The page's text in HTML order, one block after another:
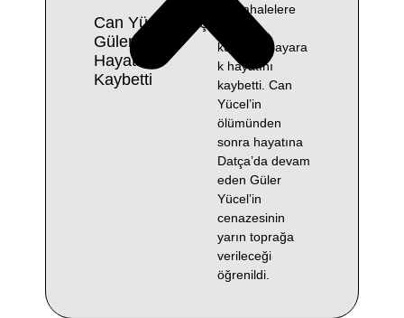
Can Yücel’in Eşi
Güler Yücel
Hayatını
Kaybetti
müdahalelere
rağmen
kurtarılamayara
k hayatını
kaybetti. Can
Yücel’in
ölümünden
sonra hayatına
Datça’da devam
eden Güler
Yücel’in
cenazesinin
yarın toprağa
verileceği
öğrenildi.